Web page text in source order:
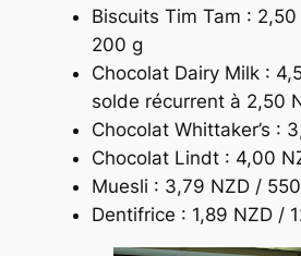
Biscuits Tim Tam :
200 g
Chocolat Dairy Milk :
solde récurrent à 2,50
Chocolat Whittaker’s :
Chocolat Lindt : 4,00
Muesli : 3,79 NZD /
Dentifrice : 1,89 NZD /